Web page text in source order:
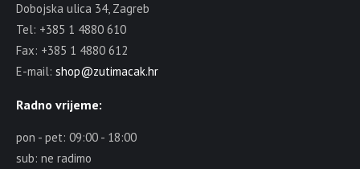
Dobojska ulica 34, Zagreb
Tel: +385 1 4880 610
Fax: +385 1 4880 612
E-mail: shop@zutimacak.hr
Radno vrijeme:
pon - pet: 09:00 - 18:00
sub: ne radimo